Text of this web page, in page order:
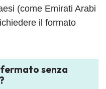
(come Emirati Arabi
il formato
fermato senza